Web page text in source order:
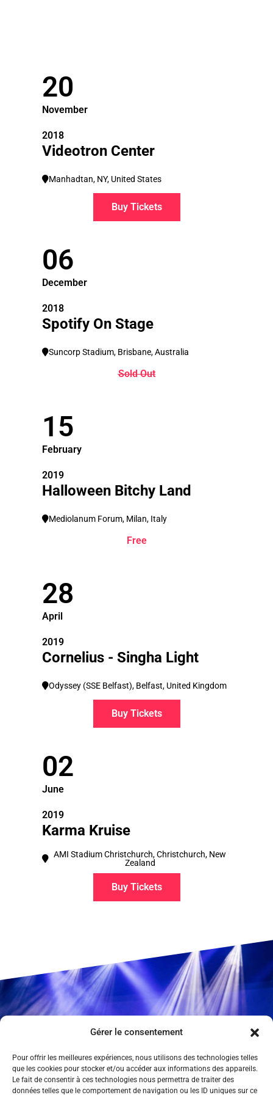
Gérer le consentement
Pour offrir les meilleures expériences, nous utilisons des technologies telles
que les cookies pour stocker et/ou accéder aux informations des appareils.
Le fait de consentir à ces technologies nous permettra de traiter des
données telles que le comportement de navigation ou les ID uniques sur ce
20
November
2018
Videotron Center
Manhadtan, NY, United States
Buy Tickets
06
December
2018
Spotify On Stage
Suncorp Stadium, Brisbane, Australia
Sold Out
15
February
2019
Halloween Bitchy Land
Mediolanum Forum, Milan, Italy
Free
28
April
2019
Cornelius - Singha Light
Odyssey (SSE Belfast), Belfast, United Kingdom
Buy Tickets
02
June
2019
Karma Kruise
AMI Stadium Christchurch, Christchurch, New
Zealand
Buy Tickets